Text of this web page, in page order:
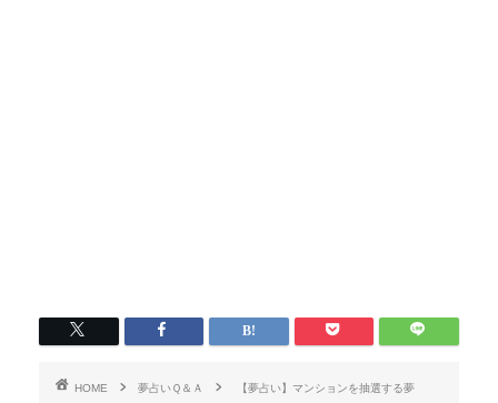
HOME 夢占いＱ＆Ａ 【夢占い】マンションを抽選する夢